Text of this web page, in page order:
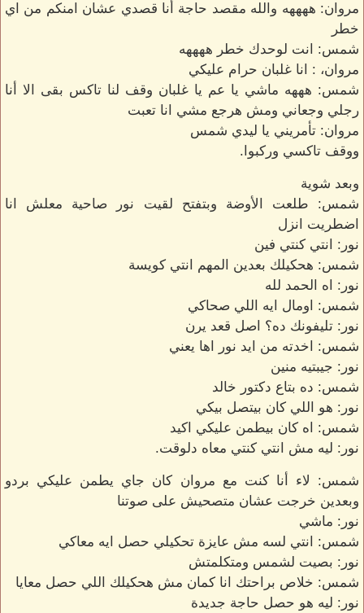
مروان: ههههه والله مقصد حاجة أنا قصدي عشان امنكم من اي
خطر
شمس: انت لوحدك خطر ههههه
مروان، : انا غلبان حرام عليكي
شمس: هههه ماشي يا عم يا غلبان وقف لنا تاكس بقى الا أنا
رجلي وجعاني ومش هرجع مشي انا تعبت
مروان: تأمريني يا ليدي شمس
ووقف تاكسي وركبوا.
وبعد شوية
شمس: طلعت الأوضة وبتفتح لقيت نور صاحية معلش انا
اضطريت انزل
نور: انتي كنتي فين
شمس: هحكيلك بعدين المهم انتي كويسة
نور: اه الحمد لله
شمس: اومال ايه اللي صحاكي
نور: تليفونك ده؟ اصل قعد يرن
شمس: اخدته من ايد نور اها يعني
نور: جيبتيه منين
شمس: ده بتاع دكتور خالد
نور: هو اللي كان بيتصل بيكي
شمس: اه كان بيطمن عليكي اكيد
نور: ليه مش انتي كنتي معاه دلوقت.
شمس: لاء أنا كنت مع مروان كان جاي يطمن عليكي بردو
وبعدين خرجت عشان متصحيش على صوتنا
نور: ماشي
شمس: انتي لسه مش عايزة تحكيلي حصل ايه معاكي
نور: بصيت لشمس ومتكلمتش
شمس: خلاص براحتك انا كمان مش هحكيلك اللي حصل معايا
نور: ليه هو حصل حاجة جديدة